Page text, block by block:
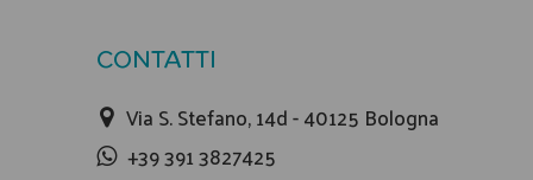
CONTATTI
Via S. Stefano, 14d - 40125 Bologna
+39 391 3827425